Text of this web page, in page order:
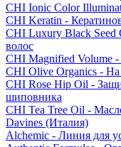
CHI Ionic Color
CHI Keratin -
CHI Luxury Black Seed
волос
CHI Magnified Volume
CHI Olive Organics - На
CHI Rose Hip Oil -
шиповника
CHI Tea Tree Oil -
Davines (Италия)
Alchemic - Линия для